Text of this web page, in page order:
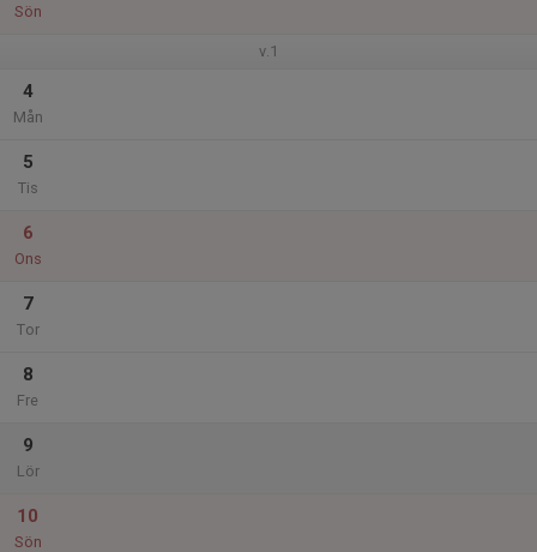
Sön
v.1
4
Mån
5
Tis
6
Ons
7
Tor
8
Fre
9
Lör
10
Sön